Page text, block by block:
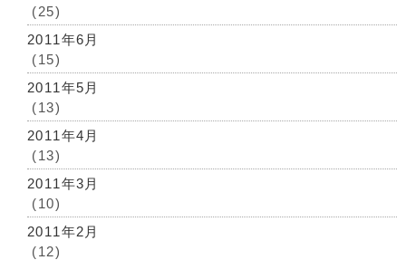
(25)
2011年6月
(15)
2011年5月
(13)
2011年4月
(13)
2011年3月
(10)
2011年2月
(12)